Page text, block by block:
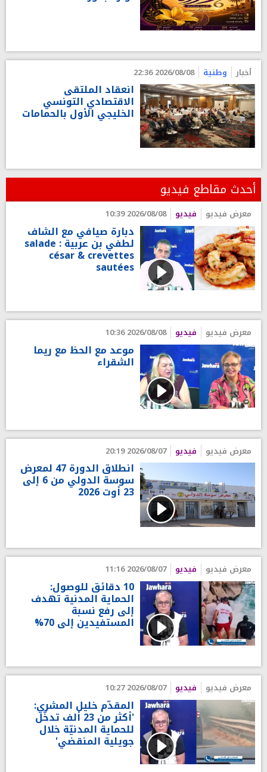
أخبار وطنية 2026/08/08 22:36
انعقاد الملتقى
الاقتصادي التونسي
الخليجي الأول بالحمامات
أحدث مقاطع فيديو
معرض فيديو فيديو 2026/08/08 10:39
دبارة صيافي مع الشاف
لطفي بن عربية : salade
césar & crevettes
sautées
معرض فيديو فيديو 2026/08/08 10:36
موعد مع الحظ مع ريما
الشقراء
معرض فيديو فيديو 2026/08/07 20:19
انطلاق الدورة 47 لمعرض
سوسة الدولي من 6 إلى
23 أوت 2026
معرض فيديو فيديو 2026/08/07 11:16
10 دقائق للوصول:
الحماية المدنية تهدف
إلى رفع نسبة
المستفيدين إلى 70%
معرض فيديو فيديو 2026/08/07 10:27
المقدّم خليل المشري:
'أكثر من 23 ألف تدخّل
للحماية المدنيّة خلال
جويلية المنقضي'